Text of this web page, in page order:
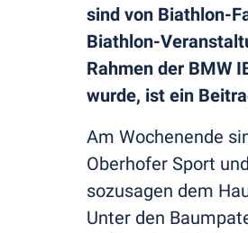
sind von Biathlon-
Biathlon-
Rahmen der BMW
wurde, ist ein
Am Wochenende
Oberhofer Sport
sozusagen dem
Unter den